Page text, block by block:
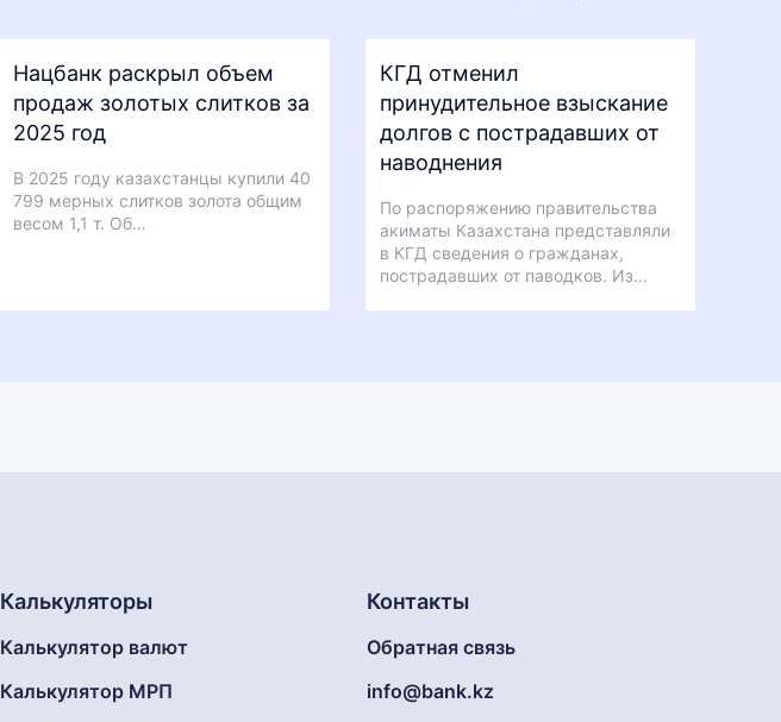
Нацбанк раскрыл объем
продаж золотых слитков за
2025 год
В 2025 году казахстанцы купили 40
799 мерных слитков золота общим
весом 1,1 т. Об…
КГД отменил
принудительное взыскание
долгов с пострадавших от
наводнения
По распоряжению правительства
акиматы Казахстана представляли
в КГД сведения о гражданах,
пострадавших от паводков. Из…
Калькуляторы
Калькулятор валют
Калькулятор МРП
Контакты
Обратная связь
info@bank.kz